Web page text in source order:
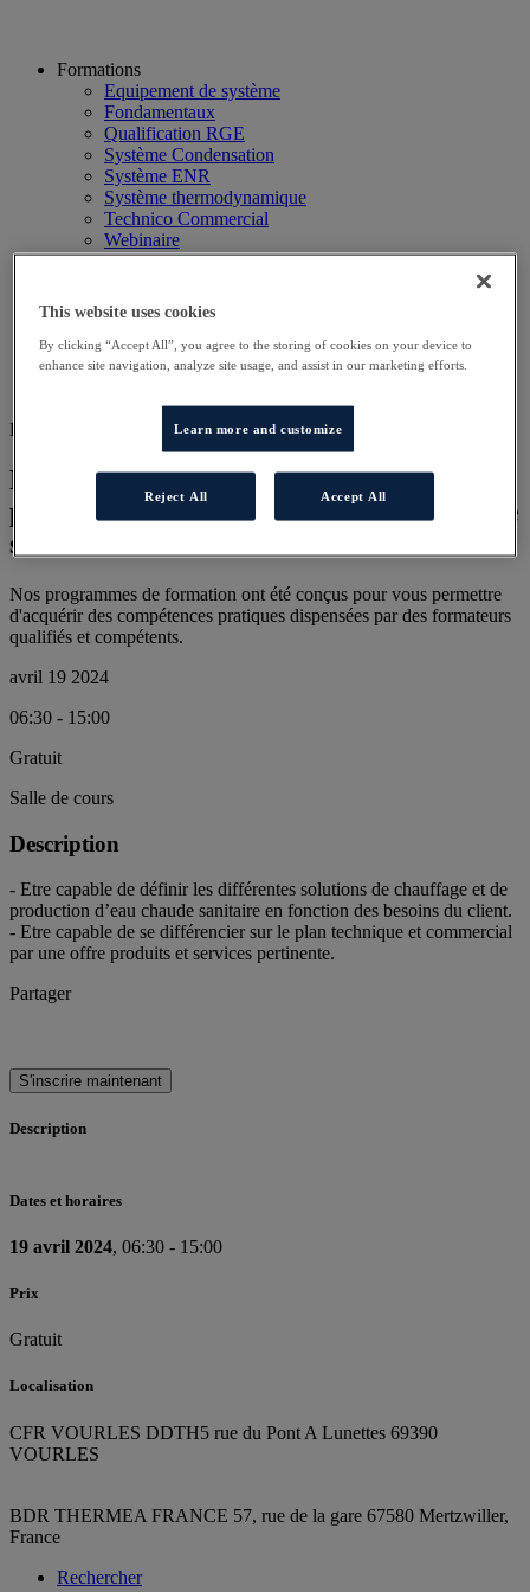
Formations
Equipement de système
Fondamentaux
Qualification RGE
Système Condensation
Système ENR
Système thermodynamique
Technico Commercial
Webinaire
Recherche
Planning
Autres sites
Particulier
DD DISTRI
Préconiser et vendre des systèmes
performants de chauffage et d’eau chaude
sanitaire
Nos programmes de formation ont été conçus pour vous permettre
d'acquérir des compétences pratiques dispensées par des formateurs
qualifiés et compétents.
avril 19 2024
06:30 - 15:00
Gratuit
Salle de cours
Description
- Etre capable de définir les différentes solutions de chauffage et de
production d’eau chaude sanitaire en fonction des besoins du client.
- Etre capable de se différencier sur le plan technique et commercial
par une offre produits et services pertinente.
Partager
S'inscrire maintenant
Description
Dates et horaires
19 avril 2024, 06:30 - 15:00
Prix
Gratuit
Localisation
CFR VOURLES DDTH5 rue du Pont A Lunettes 69390
VOURLES
BDR THERMEA FRANCE 57, rue de la gare 67580 Mertzwiller,
France
Rechercher
This website uses cookies
By clicking “Accept All”, you agree to the storing of cookies on your device to
enhance site navigation, analyze site usage, and assist in our marketing efforts.
Learn more and customize
Reject All Accept All